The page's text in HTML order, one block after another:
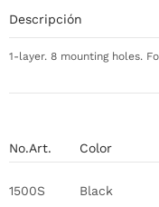
No.Art. Color
1500S Black
Descripción
1-layer. 8 mounting holes.